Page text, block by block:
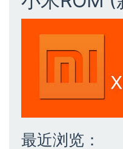
最近浏览：